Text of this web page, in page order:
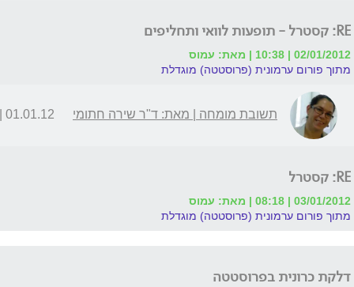
RE: קסטרל - תופעות לוואי ותחליפים
02/01/2012 | 10:38 | מאת: עמוס
מתוך פורום ערמונית (פרוסטטה) מוגדלת
תשובת מומחה | מאת: ד"ר שירה חתומי 01.01.12 | 12:17
RE: קסטרל
03/01/2012 | 08:18 | מאת: עמוס
מתוך פורום ערמונית (פרוסטטה) מוגדלת
דלקת כרונית בפרוסטטה